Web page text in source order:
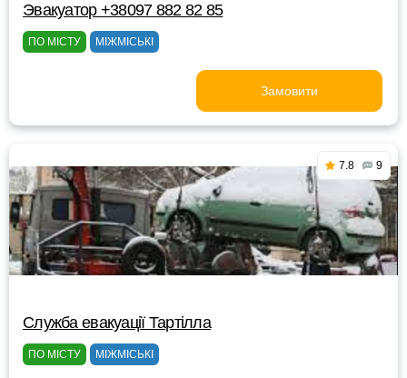
Эвакуатор +38097 882 82 85
ПО МІСТУ МІЖМІСЬКІ
Замовити
7.8 9
Служба евакуації Тартілла
ПО МІСТУ МІЖМІСЬКІ